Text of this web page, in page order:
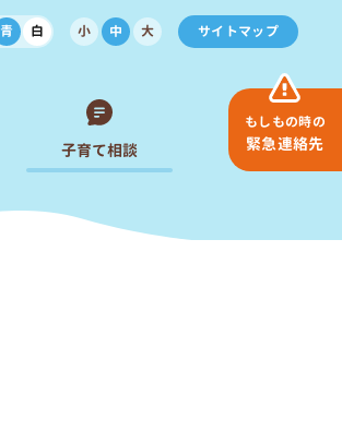
青 白 小 中 大 サイトマップ
子育て相談
もしもの時の
緊急連絡先